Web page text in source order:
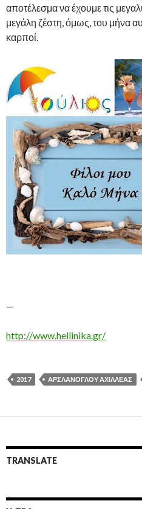
αποτέλεσμα να έχουμε τις
μεγάλη ζέστη, όμως, του μήνα
καρποί.
—
http://www.hellinika.gr/
2017 ΑΡΣΛΆΝΟΓΛΟΥ ΑΧΙΛΛΈΑΣ
TRANSLATE